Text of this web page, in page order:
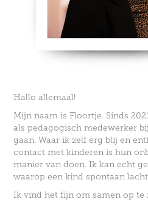
Hallo allemaal!
Mijn naam is Floortje. Sinds
als pedagogisch medewerker
gaan.Waar ik zelf erg blij en
contact met kinderen is hun
manier van doen. Ik kan echt
waarop een kind spontaan
Ik vind het fijn om samen op te